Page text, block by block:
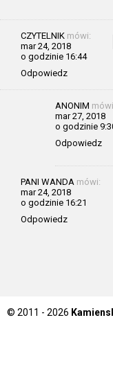
CZYTELNIK mówi:
mar 24, 2018
o godzinie 16:44
Odpowiedz
ANONIM
mar 27, 2018
o godzinie
Odpowiedz
PANI WANDA mówi:
mar 24, 2018
o godzinie 16:21
Odpowiedz
© 2011 - 2026